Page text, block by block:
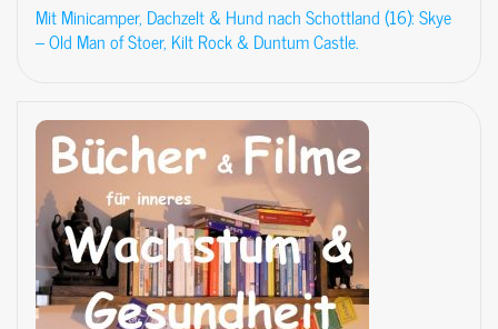
Mit Minicamper, Dachzelt & Hund nach Schottland (16): Skye
– Old Man of Stoer, Kilt Rock & Duntum Castle.